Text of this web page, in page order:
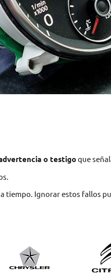
o testigoque
tiempo. Ignorar estos fallos